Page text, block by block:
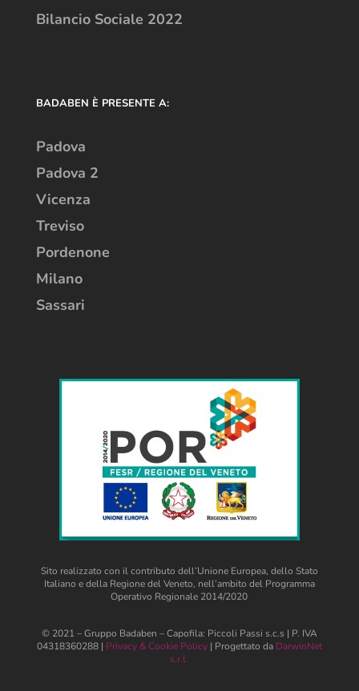
Bilancio Sociale 2022
BADABEN È PRESENTE A:
Padova
Padova 2
Vicenza
Treviso
Pordenone
Milano
Sassari
Sito realizzato con il contributo dell’Unione Europea, dello Stato
Italiano e della Regione del Veneto, nell’ambito del Programma
Operativo Regionale 2014/2020
© 2021 – Gruppo Badaben – Capofila: Piccoli Passi s.c.s | P. IVA
04318360288 | Privacy & Cookie Policy| Progettato da DarwinNet
s.r.l.